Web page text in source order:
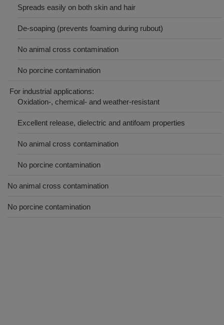
Spreads easily on both skin and hair
De-soaping (prevents foaming during rubout)
No animal cross contamination
No porcine contamination
For industrial applications:
Oxidation-, chemical- and weather-resistant
Excellent release, dielectric and antifoam properties
No animal cross contamination
No porcine contamination
No animal cross contamination
No porcine contamination